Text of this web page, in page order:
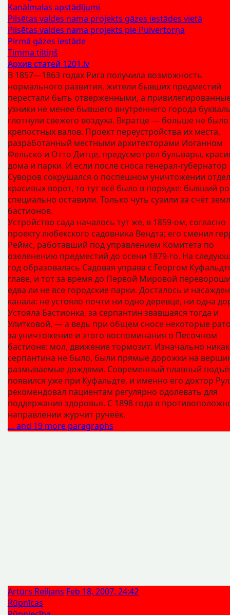
Kanālmalas apstādījumi
Pilsētas valdes nama projekts gāzes iestādes vietā
Pilsētas valdes nama projekts pie Pulvertorņa
Pirmā gāzes iestāde
Timma tiltiņš
Архив статей 1201.lv
В 1857—1863 годах Рига получила возможность
нормального развития, жители бывших предместий
перестали быть отверженными, а
узники не менее бывшего внутреннего города
глотнули свежего воздуха. Вкратце — больше не было
крепостных валов. Проект переустройства их места,
разработанный местными архитекторами Иоганном
Фельско и Отто Дитце, предусмотрел бульвары,
дома и парки. И если после сноса генерал-губернатор
Суворов сокрушался о поспешном уничтожении
красивых ворот, то тут всё было в порядке: бывший
специально оставили. Только чуть сузили за счёт
бастионов.
Устройство сада началось тут же, в 1859‑ом, согласно
проекту любекского садовника Вендта; его сменил
Реймс, работавший под управлением Комитета по
озеленению предместий до осени 1879‑го. На
год образовалась Садовая управа с Георгом
главе, и тот за время до Первой Мировой
едва ли не все городские парки. Досталось и
канала: не устояло почти ни одно деревце, ни одна
Устояла Бастионка, за серпантин звавшаяся тогда и
Улитковой, — а ведь при общем сносе некоторые
за уничтожение и этого воспоминания о Песочном
бастионе: мол, движение тормозит. Изначально
серпантина не было, были прямые дорожки на
размываемые дождями. Современный плавный
появился уже при Куфальдте, и именно его доктор
рекомендовал пациентам регулярно одолевать для
поддержания здоровья. С 1898 года в
направлении журчит ручеёк.
… and 19 more paragraphs
Artūrs Reiljans Feb 18, 2007, 24:42
Rūpnīcas